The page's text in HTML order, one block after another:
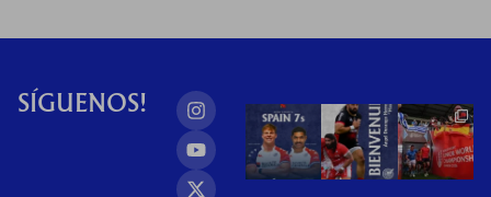
SÍGUENOS!